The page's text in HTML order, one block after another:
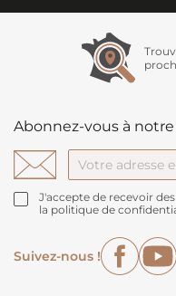
Abonnez-vous à
J'accepte de recevoir
la politique de
Suivez-nous !